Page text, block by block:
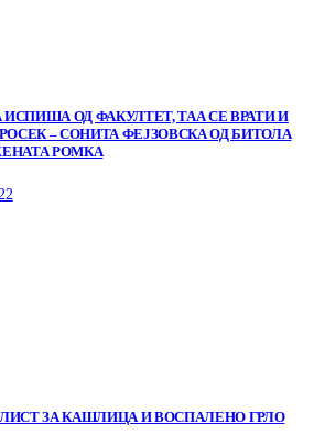
ОД ФАКУЛТЕТ, ТАА СЕ ВРАТИ И
– СОНИТА ФЕЈЗОВСКА ОД БИТОЛА
РОМКА
ЗА КАШЛИЦА И ВОСПАЛЕНО ГРЛО